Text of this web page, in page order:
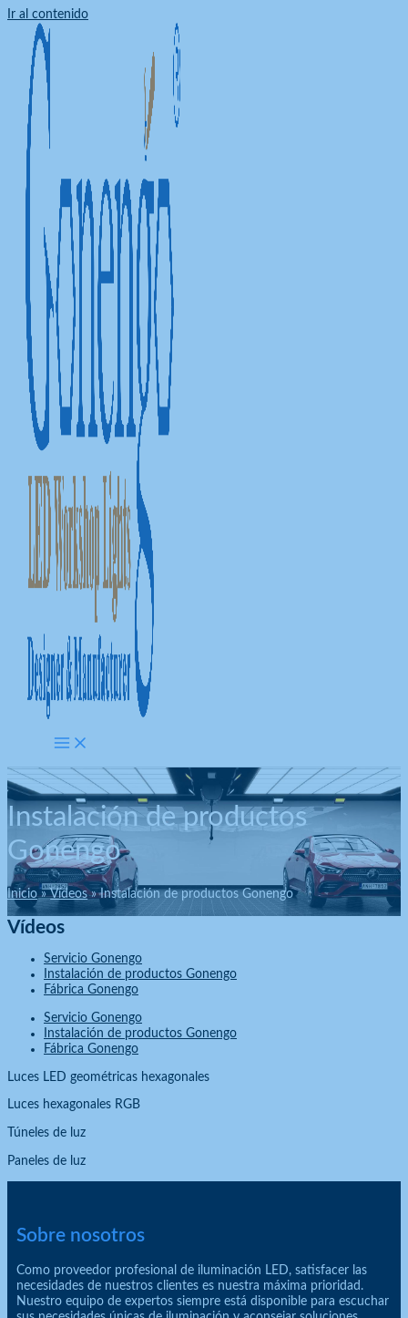
Ir al contenido
Instalación de productos
Gonengo
Inicio Vídeos Instalación de productos Gonengo
Vídeos
Servicio Gonengo
Instalación de productos Gonengo
Fábrica Gonengo
Servicio Gonengo
Instalación de productos Gonengo
Fábrica Gonengo
Luces LED geométricas hexagonales
Luces hexagonales RGB
Túneles de luz
Paneles de luz
Sobre nosotros
Como proveedor profesional de iluminación LED, satisfacer las
necesidades de nuestros clientes es nuestra máxima prioridad.
Nuestro equipo de expertos siempre está disponible para escuchar